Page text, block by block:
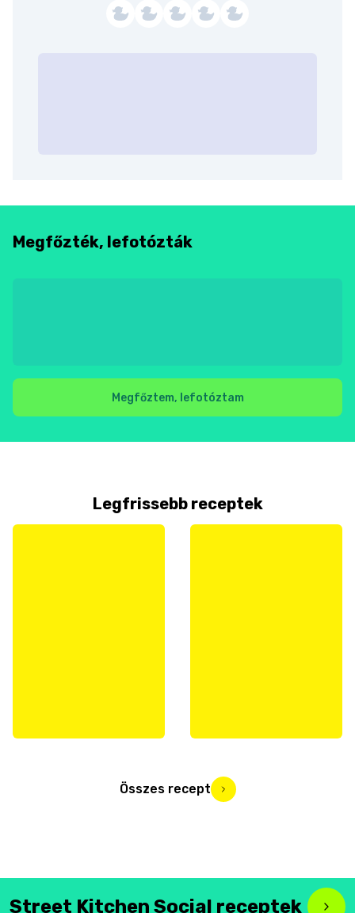
Megfőzték, lefotózták
Megfőztem, lefotóztam
Legfrissebb receptek
Összes recept
Street Kitchen Social receptek